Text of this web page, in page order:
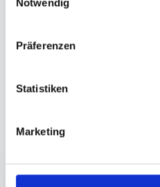
Präferenzen
Statistiken
Marketing
Please pay attention to the
Standard